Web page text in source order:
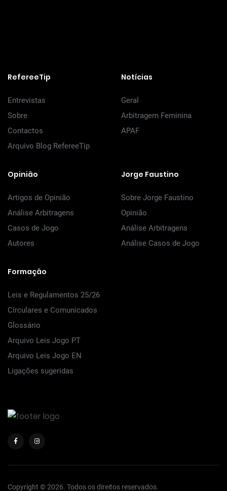
RefereeTip
Entrevistas
Sobre
Contactos
Arquivo Blog RefereeTip
Notícias
Geral
Arbitragem Feminina
APAF
Opinião
Artigos de Opinião
Análise Arbitragens
Casos de Jogo
Autores
Jorge Faustino
Sobre Jorge Faustino
Opinião
Análise Arbitragens
Análise Casos de Jogo
Formação
Leis e Regulamentos 25/26
Circulares e Comunicados
Glossário
Arquivo Leis Jogo PT
Arquivo Leis Jogo EN
Ligações sugeridas
Copyright © 2026. Todos os direitos reservados.